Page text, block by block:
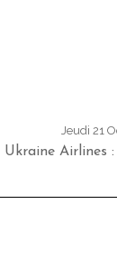
Jeudi 21
Ukraine Airlines